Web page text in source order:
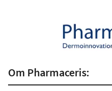
Om Pharmaceris: